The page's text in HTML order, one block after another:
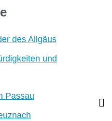
des Allgäus
und
Passau